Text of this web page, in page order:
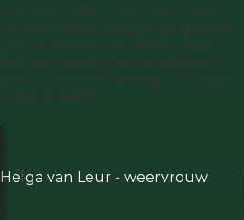
te lezen dat je van duurzaam
kunt maken. We zijn zo gericht
we kennen en doen, maar
gemak dat het ontdekken
je ook veel brengt. Je krijgt
dat je leeft!
Helga van Leur - weervrouw